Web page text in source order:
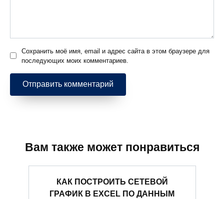
Сохранить моё имя, email и адрес сайта в этом браузере для
последующих моих комментариев.
Вам также может понравиться
КАК ПОСТРОИТЬ СЕТЕВОЙ
ГРАФИК В EXCEL ПО ДАННЫМ